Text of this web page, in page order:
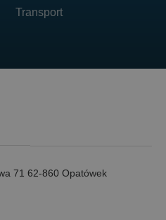
Transport
71 62-860 Opatówek